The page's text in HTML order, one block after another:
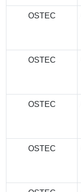
OSTEC
OSTEC
OSTEC
OSTEC